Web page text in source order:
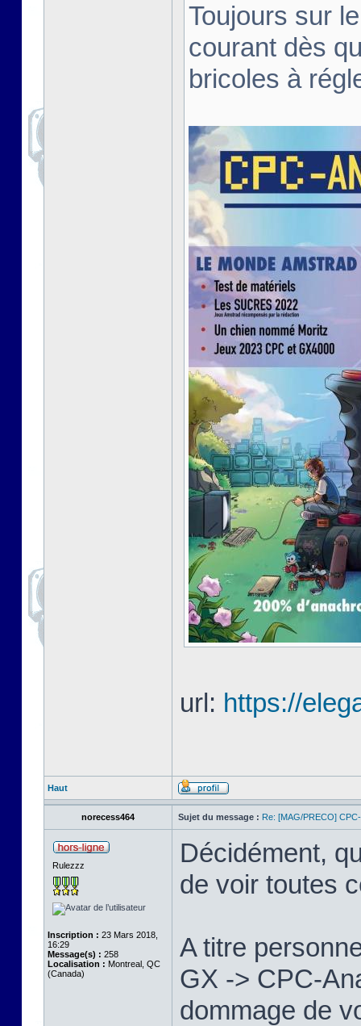
Toujours sur
courant dès
bricoles à
url: https://
Haut
norecess464 Sujet du message : Re: [MAG/PRECO]
Rulezzz
Inscription : 23 Mars 2018,
16:29
Message(s) : 258
Localisation : Montreal, QC
(Canada)
Décidément,
de voir toutes
A titre
GX -> CPC-
dommage de